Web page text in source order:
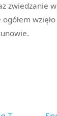
zwiedzanie